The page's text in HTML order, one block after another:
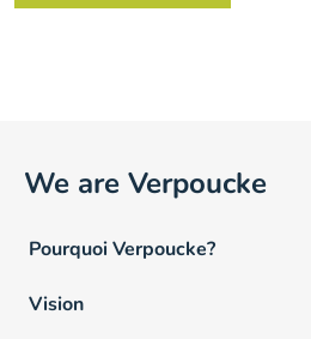
We are Verpoucke
Pourquoi Verpoucke?
Vision